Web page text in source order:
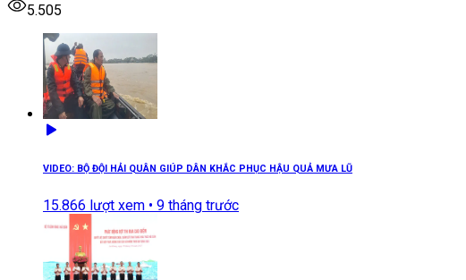
5.505
VIDEO: BỘ ĐỘI HẢI QUÂN GIÚP DÂN KHẮC PHỤC HẬU QUẢ MƯA LŨ
15.866 lượt xem • 9 tháng trước